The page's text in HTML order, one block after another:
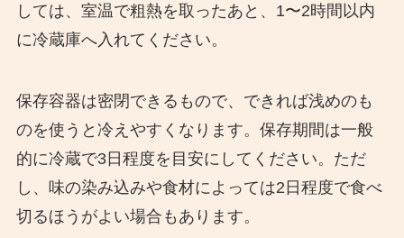
しては、室温で粗熱を取ったあと、1〜2時間以内
に冷蔵庫へ入れてください。
保存容器は密閉できるもので、できれば浅めのも
のを使うと冷えやすくなります。保存期間は一般
的に冷蔵で3日程度を目安にしてください。ただ
し、味の染み込みや食材によっては2日程度で食べ
切るほうがよい場合もあります。